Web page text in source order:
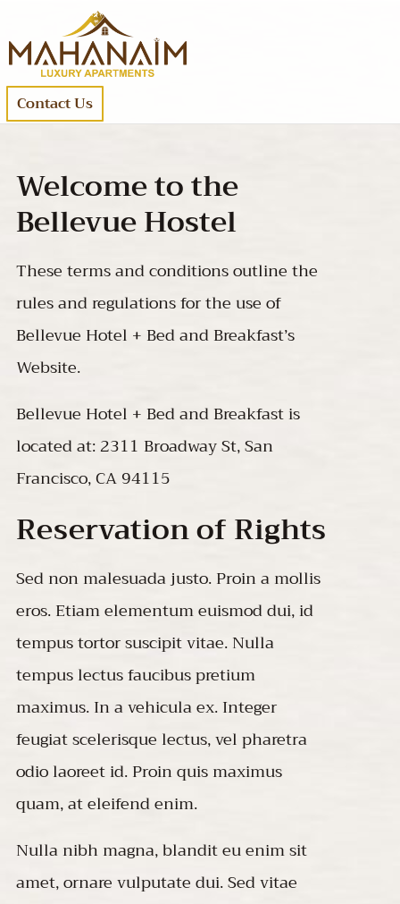
Contact Us
Welcome to the
Bellevue Hostel
These terms and conditions outline the
rules and regulations for the use of
Bellevue Hotel + Bed and Breakfast’s
Website.
Bellevue Hotel + Bed and Breakfast is
located at: 2311 Broadway St, San
Francisco, CA 94115
Reservation of Rights
Sed non malesuada justo. Proin a mollis
eros. Etiam elementum euismod dui, id
tempus tortor suscipit vitae. Nulla
tempus lectus faucibus pretium
maximus. In a vehicula ex. Integer
feugiat scelerisque lectus, vel pharetra
odio laoreet id. Proin quis maximus
quam, at eleifend enim.
Nulla nibh magna, blandit eu enim sit
amet, ornare vulputate dui. Sed vitae